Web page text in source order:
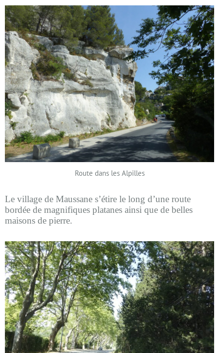
Route dans les Alpilles
Le village de Maussane s’étire le long d’une route
bordée de magnifiques platanes ainsi que de belles
maisons de pierre.